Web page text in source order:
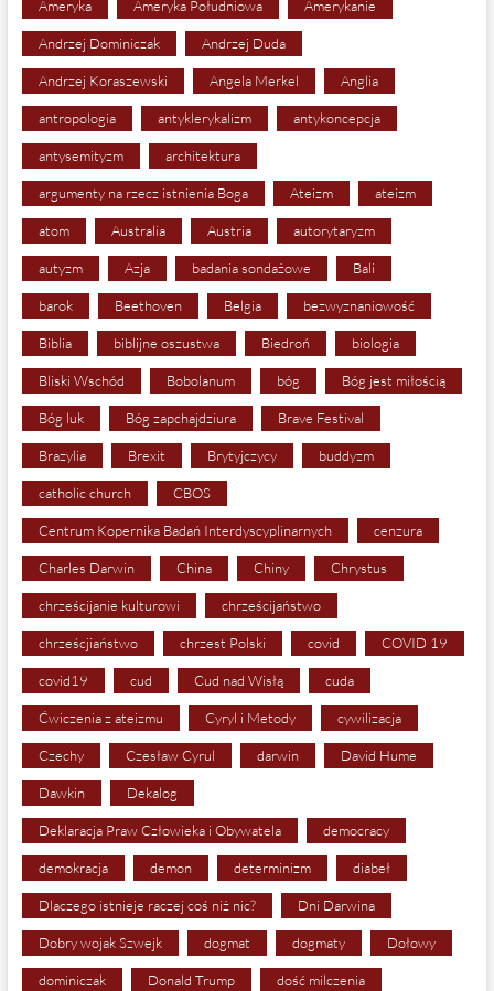
Ameryka Ameryka Południowa Amerykanie
Andrzej Dominiczak Andrzej Duda
Andrzej Koraszewski Angela Merkel Anglia
antropologia antyklerykalizm antykoncepcja
antysemityzm architektura
argumenty na rzecz istnienia Boga Ateizm ateizm
atom Australia Austria autorytaryzm
autyzm Azja badania sondażowe Bali
barok Beethoven Belgia bezwyznaniowość
Biblia biblijne oszustwa Biedroń biologia
Bliski Wschód Bobolanum bóg Bóg jest miłością
Bóg luk Bóg zapchajdziura Brave Festival
Brazylia Brexit Brytyjczycy buddyzm
catholic church CBOS
Centrum Kopernika Badań Interdyscyplinarnych cenzura
Charles Darwin China Chiny Chrystus
chrześcijanie kulturowi chrześcijaństwo
chrześcjiaństwo chrzest Polski covid COVID 19
covid19 cud Cud nad Wisłą cuda
Ćwiczenia z ateizmu Cyryl i Metody cywilizacja
Czechy Czesław Cyrul darwin David Hume
Dawkin Dekalog
Deklaracja Praw Człowieka i Obywatela democracy
demokracja demon determinizm diabeł
Dlaczego istnieje raczej coś niż nic? Dni Darwina
Dobry wojak Szwejk dogmat dogmaty Dołowy
dominiczak Donald Trump dość milczenia